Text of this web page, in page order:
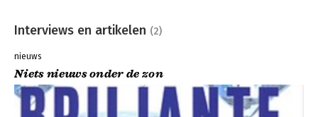
Interviews en artikelen (2)
nieuws
Niets nieuws onder de zon